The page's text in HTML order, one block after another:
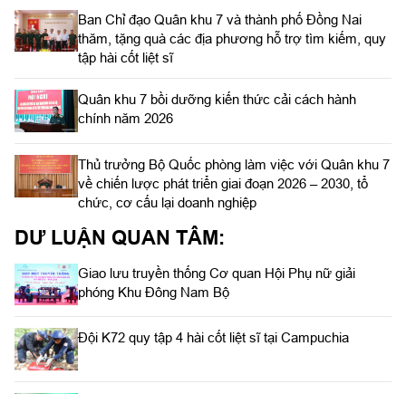
Ban Chỉ đạo Quân khu 7 và thành phố Đồng Nai
thăm, tặng quà các địa phương hỗ trợ tìm kiếm, quy
tập hài cốt liệt sĩ
Quân khu 7 bồi dưỡng kiến thức cải cách hành
chính năm 2026
Thủ trưởng Bộ Quốc phòng làm việc với Quân khu 7
về chiến lược phát triển giai đoạn 2026 – 2030, tổ
chức, cơ cấu lại doanh nghiệp
DƯ LUẬN QUAN TÂM:
Giao lưu truyền thống Cơ quan Hội Phụ nữ giải
phóng Khu Đông Nam Bộ
Đội K72 quy tập 4 hài cốt liệt sĩ tại Campuchia